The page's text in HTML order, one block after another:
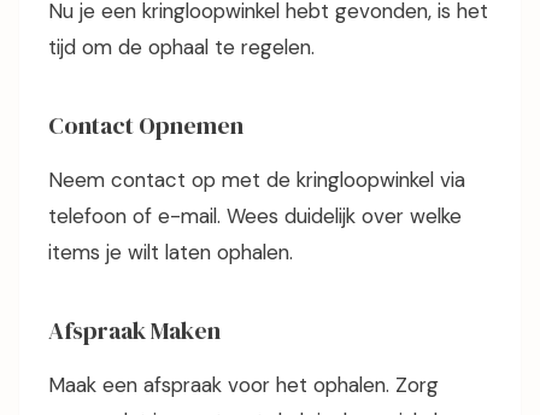
Nu je een kringloopwinkel hebt gevonden, is het
tijd om de ophaal te regelen.
Contact Opnemen
Neem contact op met de kringloopwinkel via
telefoon of e-mail. Wees duidelijk over welke
items je wilt laten ophalen.
Afspraak Maken
Maak een afspraak voor het ophalen. Zorg